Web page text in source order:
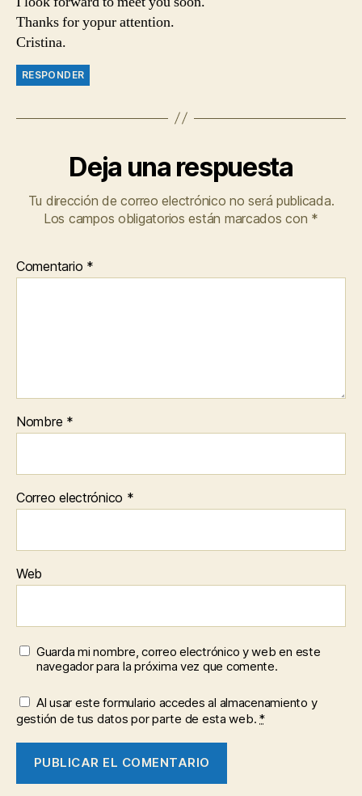
Thanks for yopur attention.
Cristina.
RESPONDER
Deja una respuesta
Tu dirección de correo electrónico no será publicada.
Los campos obligatorios están marcados con *
Comentario *
Nombre *
Correo electrónico *
Web
Guarda mi nombre, correo electrónico y web en este
navegador para la próxima vez que comente.
Al usar este formulario accedes al almacenamiento y
gestión de tus datos por parte de esta web.*